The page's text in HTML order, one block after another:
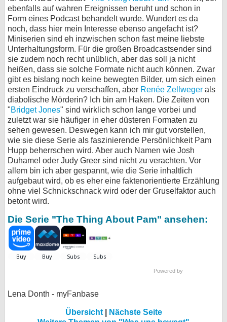
ebenfalls auf wahren Ereignissen beruht und schon in
Form eines Podcast behandelt wurde. Wundert es da
noch, dass hier mein Interesse ebenso angefacht ist?
Miniserien sind eh inzwischen schon fast meine liebste
Unterhaltungsform. Für die großen Broadcastsender sind
sie zudem noch recht unüblich, aber das soll ja nicht
heißen, dass sie solche Formate nicht auch können. Zwar
gibt es bislang noch keine bewegten Bilder, um sich einen
ersten Eindruck zu verschaffen, aber Renée Zellweger als
diabolische Mörderin? Ich bin am Haken. Die Zeiten von
"Bridget Jones" sind wirklich schon lange vorbei und
zuletzt war sie häufiger in eher düsteren Formaten zu
sehen gewesen. Deswegen kann ich mir gut vorstellen,
wie sie diese Serie als faszinierende Persönlichkeit Pam
Hupp beherrschen wird. Aber auch Namen wie Josh
Duhamel oder Judy Greer sind nicht zu verachten. Vor
allem bin ich aber gespannt, wie die Serie inhaltlich
aufgebaut wird, ob es eher eine faktenorientierte Erzählung
ohne viel Schnickschnack wird oder der Gruselfaktor auch
betont wird.
Die Serie "The Thing About Pam" ansehen:
Powered by
Lena Donth - myFanbase
Übersicht|
Nächste Seite